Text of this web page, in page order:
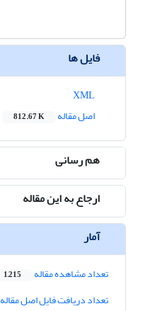
فایل ها
اصل مقاله
812.67 K
هم رسانی
ارجاع به این مقاله
آمار
تعداد مشاهده مقاله 1,215
تعداد دریافت فایل اصل مقاله